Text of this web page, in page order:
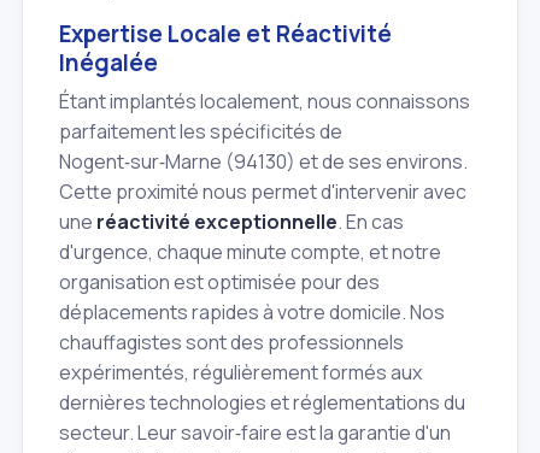
Expertise Locale et Réactivité
Inégalée
Étant implantés localement, nous connaissons
parfaitement les spécificités de
Nogent‑sur‑Marne (94130) et de ses environs.
Cette proximité nous permet d'intervenir avec
une réactivité exceptionnelle. En cas
d'urgence, chaque minute compte, et notre
organisation est optimisée pour des
déplacements rapides à votre domicile. Nos
chauffagistes sont des professionnels
expérimentés, régulièrement formés aux
dernières technologies et réglementations du
secteur. Leur savoir‑faire est la garantie d'un